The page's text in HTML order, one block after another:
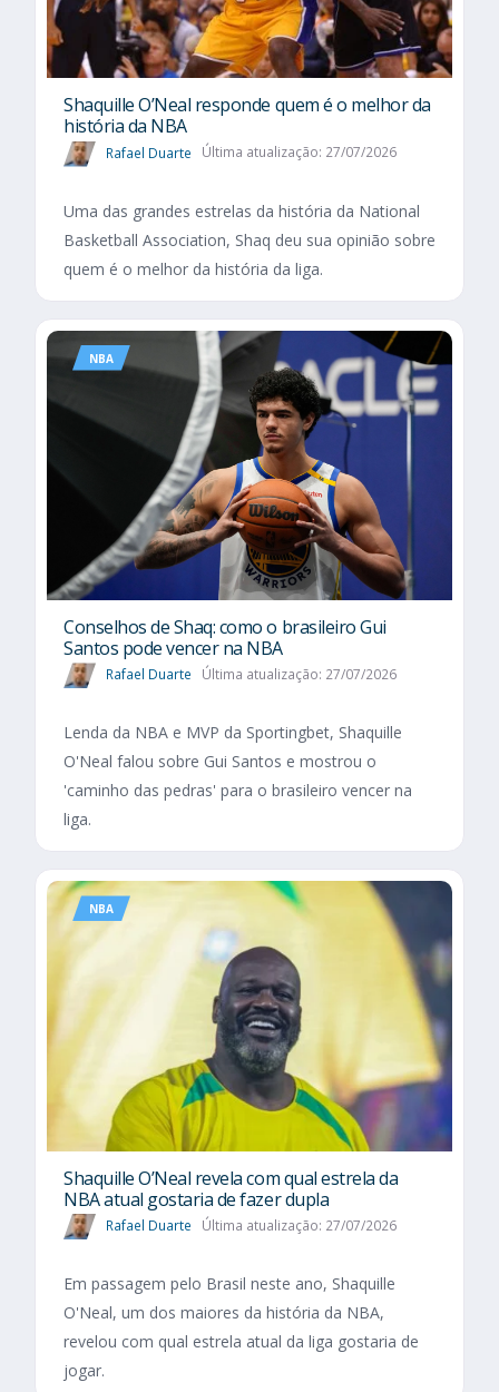
Shaquille O’Neal responde quem é o melhor da
história da NBA
Rafael Duarte Última atualização: 27/07/2026
Uma das grandes estrelas da história da National
Basketball Association, Shaq deu sua opinião sobre
quem é o melhor da história da liga.
NBA
Conselhos de Shaq: como o brasileiro Gui
Santos pode vencer na NBA
Rafael Duarte Última atualização: 27/07/2026
Lenda da NBA e MVP da Sportingbet, Shaquille
O'Neal falou sobre Gui Santos e mostrou o
'caminho das pedras' para o brasileiro vencer na
liga.
NBA
Shaquille O’Neal revela com qual estrela da
NBA atual gostaria de fazer dupla
Rafael Duarte Última atualização: 27/07/2026
Em passagem pelo Brasil neste ano, Shaquille
O'Neal, um dos maiores da história da NBA,
revelou com qual estrela atual da liga gostaria de
jogar.